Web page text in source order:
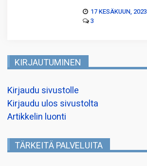
17 KESÄKUUN, 2023
3
KIRJAUTUMINEN
Kirjaudu sivustolle
Kirjaudu ulos sivustolta
Artikkelin luonti
TÄRKEITÄ PALVELUITA